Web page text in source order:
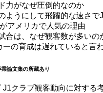
力がなぜ圧倒的なのか
ようにして飛躍的な速さ
アメリカで人気の理由
合は、なぜ観客数が多いの
ーの育成は遅れていると言
業論文集の所蔵あり
J1クラブ観客動向に対する